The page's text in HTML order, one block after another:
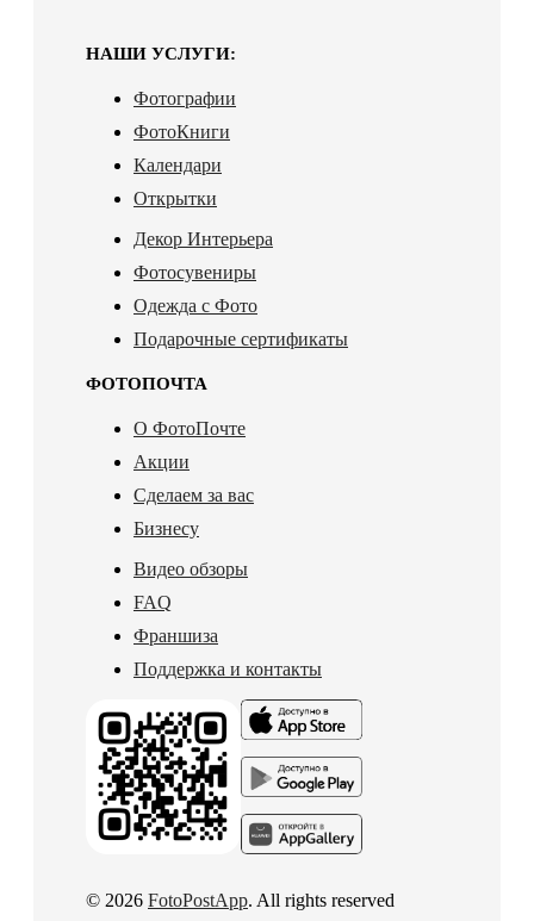
НАШИ УСЛУГИ:
Фотографии
ФотоКниги
Календари
Открытки
Декор Интерьера
Фотосувениры
Одежда с Фото
Подарочные сертификаты
ФОТОПОЧТА
О ФотоПочте
Акции
Сделаем за вас
Бизнесу
Видео обзоры
FAQ
Франшиза
Поддержка и контакты
© 2026 FotoPostApp. All rights reserved